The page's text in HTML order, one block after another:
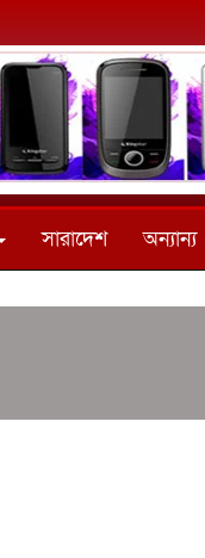
সারাদেশ অন্যান্য